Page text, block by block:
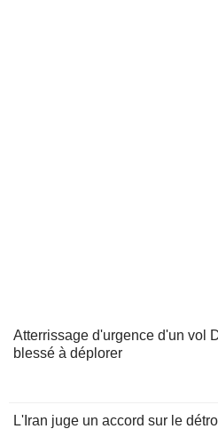
Atterrissage d'urgence d'un vol
blessé à déplorer
L'Iran juge un accord sur le